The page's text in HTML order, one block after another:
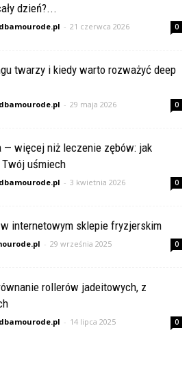
dzień?...
- 21 czerwca 2026 0
twarzy i kiedy warto rozważyć deep
- 29 maja 2026 0
— więcej niż leczenie zębów: jak
uśmiech
- 3 kwietnia 2026 0
w internetowym sklepie fryzjerskim
- 29 września 2025 0
rollerów jadeitowych, z
- 14 lipca 2025 0